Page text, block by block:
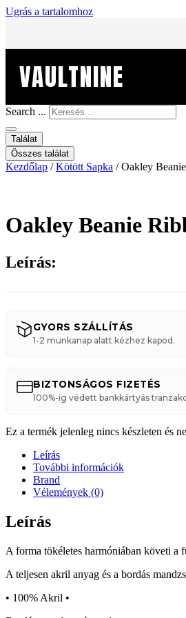
Ugrás a tartalomhoz
VAULTNINE
Search ...
Találat
Összes találat
Kezdőlap /Kötött Sapka / Oakley
Oakley Beanie
Leírás:
GYORS SZÁLLÍTÁS
1-2 munkanap alatt kézhez kapod.
BIZTONSÁGOS FIZETÉS
100%-ig védett bankkártyás
Ez a termék jelenleg nincs készleten és
Leírás
További információk
Brand
Vélemények (0)
Leírás
A forma tökéletes harmóniában követi a
A teljesen akril anyag és a bordás
• 100% Akril •